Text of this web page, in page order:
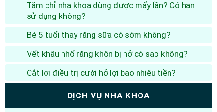
Tăm chỉ nha khoa dùng được mấy lần? Có hạn
sử dụng không?
Bé 5 tuổi thay răng sữa có sớm không?
Vết khâu nhổ răng khôn bị hở có sao không?
Cắt lợi điều trị cười hở lợi bao nhiêu tiền?
DỊCH VỤ NHA KHOA